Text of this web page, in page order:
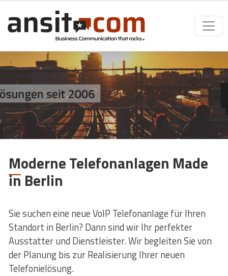
Moderne Telefonanlagen Made
in Berlin
Sie suchen eine neue VoIP Telefonanlage für Ihren
Standort in Berlin? Dann sind wir Ihr perfekter
Ausstatter und Dienstleister. Wir begleiten Sie von
der Planung bis zur Realisierung Ihrer neuen
Telefonielösung.